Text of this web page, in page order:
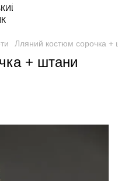
Лляний костюм сорочка +
+ штани